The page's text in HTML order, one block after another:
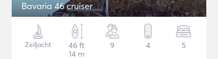
Bavaria 46 cruiser
Zeiljacht
46 ft
14 m
9 4 5